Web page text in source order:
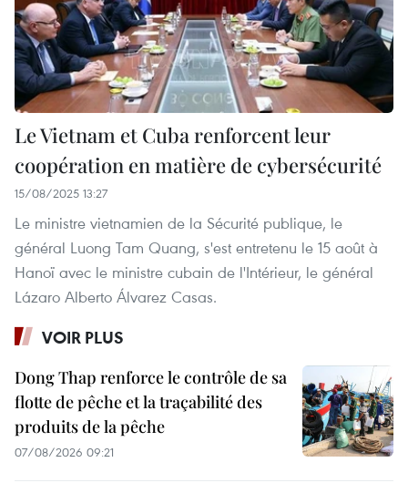
Le Vietnam et Cuba renforcent leur
coopération en matière de cybersécurité
15/08/2025 13:27
Le ministre vietnamien de la Sécurité publique, le
général Luong Tam Quang, s'est entretenu le 15 août à
Hanoï avec le ministre cubain de l'Intérieur, le général
Lázaro Alberto Álvarez Casas.
VOIR PLUS
Dong Thap renforce le contrôle de sa
flotte de pêche et la traçabilité des
produits de la pêche
07/08/2026 09:21